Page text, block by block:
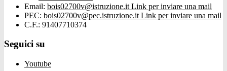
Email: bois02700v@istruzione.it Link per inviare una mail
PEC: bois02700v@pec.istruzione.it Link per inviare una mail
C.F.: 91407710374
Seguici su
Youtube